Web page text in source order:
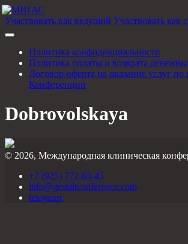
Участвовать как ведущий Участвовать как
Политика конфиденциальности
Политика оплаты и возврата
Договор-оферта на оказание услуг
Конференции
Dobrovolskaya
© 2026, Международная клиническая
+7 (925) 772-63-45
info@gestaltconference.com
telegram